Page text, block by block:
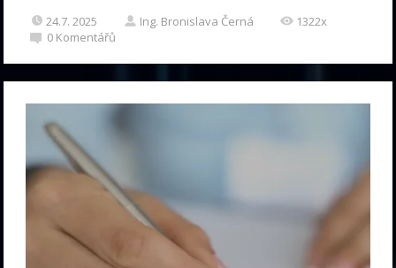
24.7. 2025 Ing. Bronislava Černá
1322x
0 Komentářů